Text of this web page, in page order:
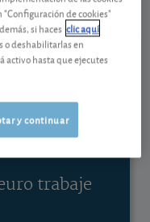
Ver detalladamente
a SOCIOS
visión
trabaje
"Configuración de cookies"
si haces clic aquí
o deshabilitarlas en
activo hasta que ejecutes
y continuar